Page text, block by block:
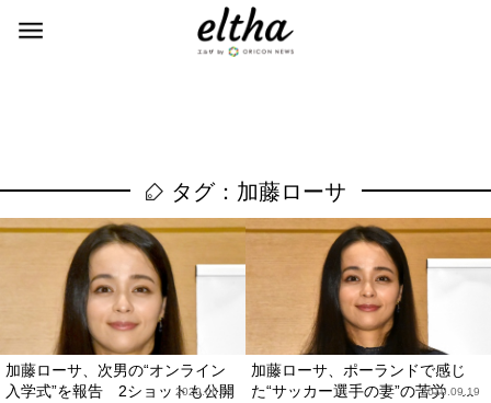
タグ：加藤ローサ
加藤ローサ、次男の“オンライン
入学式”を報告 2ショットも公開
2020.06.01
加藤ローサ、ポーランドで感じ
た“サッカー選手の妻”の苦労 ...
2019.09.19